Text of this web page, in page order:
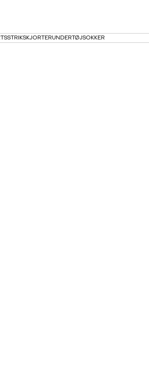
STRIKSKJORTERUNDERTØJSOKKER